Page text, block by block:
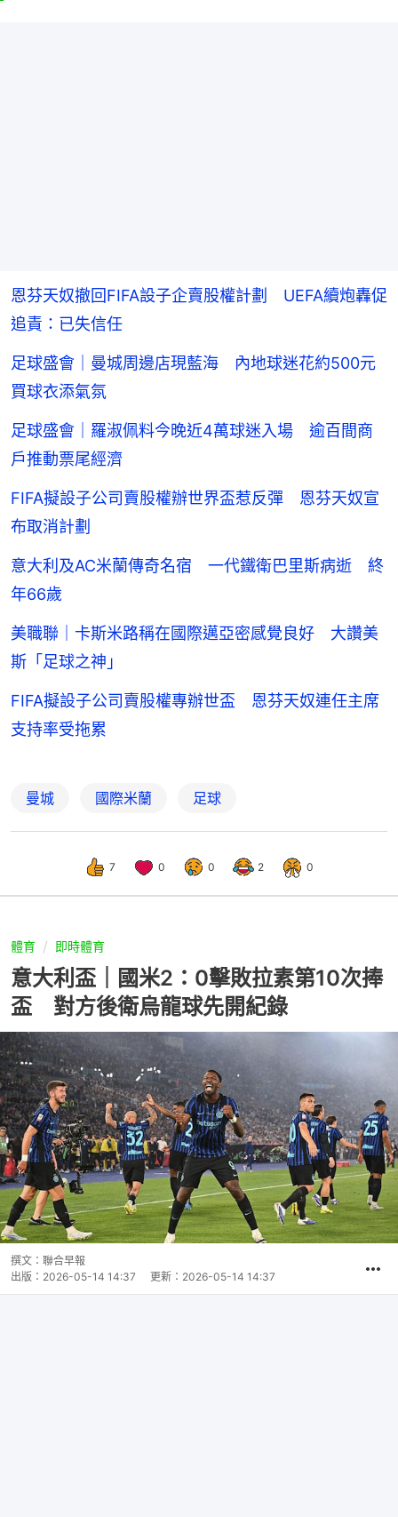
恩芬天奴撤回FIFA設子企賣股權計劃 UEFA續炮轟促
追責：已失信任
足球盛會｜曼城周邊店現藍海 內地球迷花約500元
買球衣添氣氛
足球盛會｜羅淑佩料今晚近4萬球迷入場 逾百間商
戶推動票尾經濟
FIFA擬設子公司賣股權辦世界盃惹反彈 恩芬天奴宣
布取消計劃
意大利及AC米蘭傳奇名宿 一代鐵衛巴里斯病逝 終
年66歲
美職聯｜卡斯米路稱在國際邁亞密感覺良好 大讚美
斯「足球之神」
FIFA擬設子公司賣股權專辦世盃 恩芬天奴連任主席
支持率受拖累
曼城 國際米蘭 足球
7 0 0 2 0
體育 即時體育
意大利盃｜國米2：0擊敗拉素第10次捧
盃 對方後衛烏龍球先開紀錄
撰文： 聯合早報
出版： 2026-05-14 14:37 更新： 2026-05-14 14:37